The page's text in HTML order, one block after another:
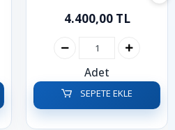
4.400,00 TL
Adet
SEPETE EKLE